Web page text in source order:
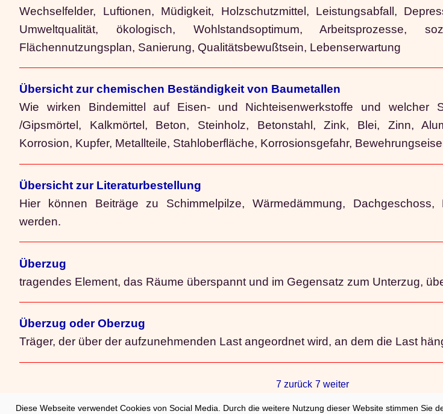
Diese Webseite verwendet Cookies von Social Media. Durch die weitere Nutzung dieser Website stimmen Sie
Wechselfelder, Luftionen, Müdigkeit, Holzschutzmittel, Leistungsabfall,
Umweltqualität, ökologisch, Wohlstandsoptimum, Arbeitsprozesse,
Flächennutzungsplan, Sanierung, Qualitätsbewußtsein, Lebenserwartung
Übersicht zur chemischen Beständigkeit von Baumetallen
Wie wirken Bindemittel auf Eisen- und Nichteisenwerkstoffe und welcher
/Gipsmörtel, Kalkmörtel, Beton, Steinholz, Betonstahl, Zink, Blei, Zinn,
Korrosion, Kupfer, Metallteile, Stahloberfläche, Korrosionsgefahr,
Übersicht zur Literaturbestellung
Hier können Beiträge zu Schimmelpilze, Wärmedämmung, Dachgeschoss,
werden.
Überzug
tragendes Element, das Räume überspannt und im Gegensatz zum Unterzug,
Überzug oder Oberzug
Träger, der über der aufzunehmenden Last angeordnet wird, an dem die Last
7 zurück 7 weiter